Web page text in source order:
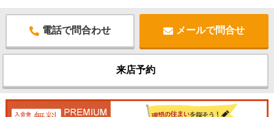
電話で問合わせ メールで問合せ
来店予約